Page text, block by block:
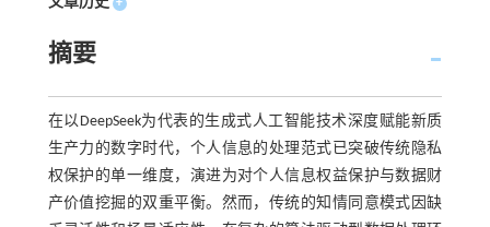
+
摘要
在以DeepSeek为代表的生成式人工智能技术深度赋能新质
生产力的数字时代，个人信息的处理范式已突破传统隐私
权保护的单一维度，演进为对个人信息权益保护与数据财
产价值挖掘的双重平衡。然而，传统的知情同意模式因缺